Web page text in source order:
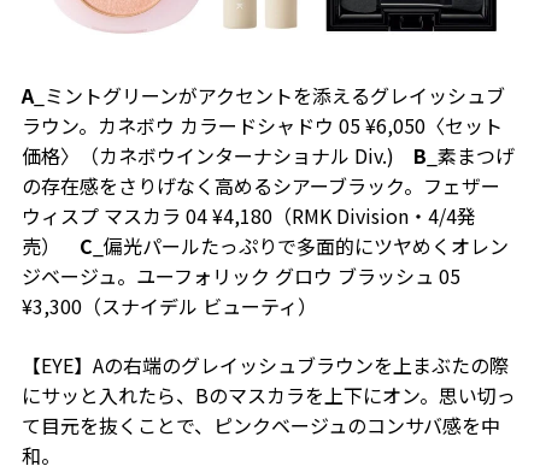
A_ミントグリーンがアクセントを添えるグレイッシュブ
ラウン。カネボウ カラードシャドウ 05 ¥6,050〈セット
価格〉（カネボウインターナショナル Div.) B _素まつげ
の存在感をさりげなく高めるシアーブラック。フェザー
ウィスプ マスカラ 04 ¥4,180（RMK Division・4/4発
売） C _偏光パールたっぷりで多面的にツヤめくオレン
ジベージュ。ユーフォリック グロウ ブラッシュ 05
¥3,300（スナイデル ビューティ）
【EYE】Aの右端のグレイッシュブラウンを上まぶたの際
にサッと入れたら、Bのマスカラを上下にオン。思い切っ
て目元を抜くことで、ピンクベージュのコンサバ感を中
和。